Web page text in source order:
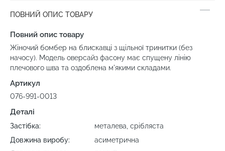
ПОВНИЙ ОПИС ТОВАРУ
Повний опис товару
Жіночий бомбер на блискавці з щільної тринитки (без
начосу). Модель оверсайз фасону має спущену лінію
плечового шва та оздоблена м'якими складами.
Артикул
076-991-0013
Деталі
Застібка:
металева, срібляста
Довжина виробу:
асиметрична